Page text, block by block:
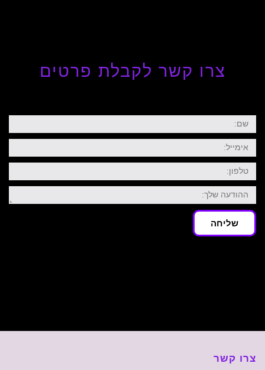
צרו קשר לקבלת פרטים
טלפון:
שלך
שליחה
צרו קשר